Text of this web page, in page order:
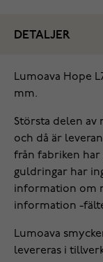
DETALJER
Lumoava Hope
mm.
Största delen av
och då är
från fabriken har
guldringar har
information om
information -
Lumoava
levereras i